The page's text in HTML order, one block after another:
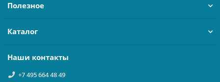
Полезное
Каталог
Наши контакты
+7 495 664 48 49